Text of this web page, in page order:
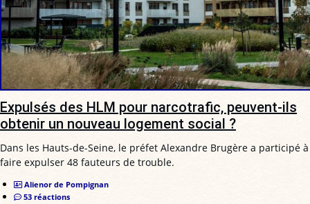
Expulsés des HLM pour narcotrafic, peuvent-ils
obtenir un nouveau logement social ?
Dans les Hauts-de-Seine, le préfet Alexandre Brugère a participé à
faire expulser 48 fauteurs de trouble.
Alienor de Pompignan
53 réactions